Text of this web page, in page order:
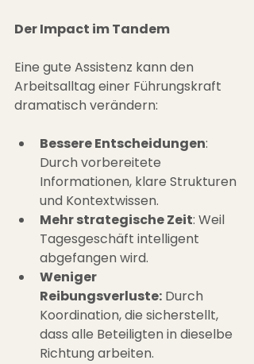
Der Impact im Tandem
Eine gute Assistenz kann den
Arbeitsalltag einer Führungskraft
dramatisch verändern:
Bessere Entscheidungen:
Durch vorbereitete
Informationen, klare Strukturen
und Kontextwissen.
Mehr strategische Zeit: Weil
Tagesgeschäft intelligent
abgefangen wird.
Weniger
Reibungsverluste: Durch
Koordination, die sicherstellt,
dass alle Beteiligten in dieselbe
Richtung arbeiten.